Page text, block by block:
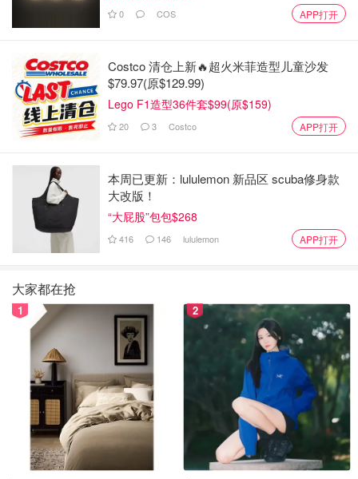
Pink&ndash; Sergio Rossi
Sergio Rossi
Sergio Rossi
购买
的鞋款——细带高跟鞋。细带的设计，简约而性感，是派对
和晚宴的绝佳选择。搭配漂亮礼服，让你成为众人焦点。
0 COS APP打开
Costco 清仓上新🔥超火米菲造型儿童沙发
$79.97(原$129.99)
Lego F1造型36件套$99(原$159)
20 3 Costco APP打开
本周已更新：lululemon 新品区 scuba修身款
大改版！
“大屁股”包包$268
416 146 lululemon APP打开
大家都在抢
1 2